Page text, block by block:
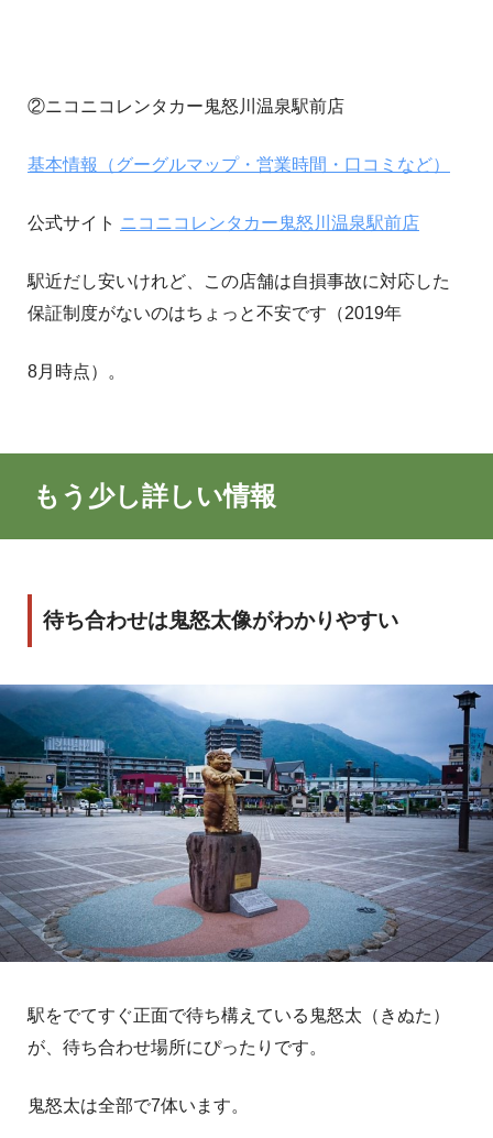
②ニコニコレンタカー鬼怒川温泉駅前店
基本情報（グーグルマップ・営業時間・口コミなど）
公式サイト ニコニコレンタカー鬼怒川温泉駅前店
駅近だし安いけれど、この店舗は自損事故に対応した
保証制度がないのはちょっと不安です（2019年
8月時点）。
もう少し詳しい情報
待ち合わせは鬼怒太像がわかりやすい
駅をでてすぐ正面で待ち構えている鬼怒太（きぬた）
が、待ち合わせ場所にぴったりです。
鬼怒太は全部で7体います。